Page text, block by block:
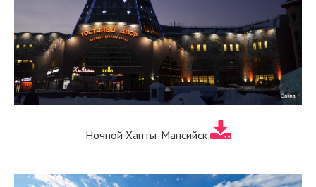
Ночной Ханты-Мансийск